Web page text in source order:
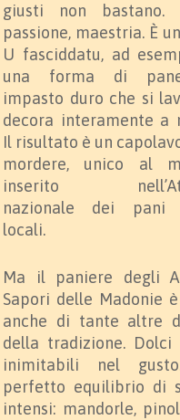
giusti non bastano.
passione, maestria. È
U fasciddatu, ad
una forma di
impasto duro che si
decora interamente a
Il risultato è un
mordere, unico al
inserito
nazionale dei pani
locali.
Ma il paniere degli
Sapori delle Madonie
anche di tante altre
della tradizione. Dolci
inimitabili nel
perfetto equilibrio di
intensi: mandorle,